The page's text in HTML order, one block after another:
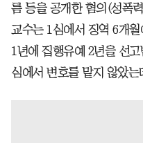
름 등을 공개한 혐의(성폭
교수는 1심에서 징역 6개
1년에 집행유예 2년을 선
심에서 변호를 맡지 않았